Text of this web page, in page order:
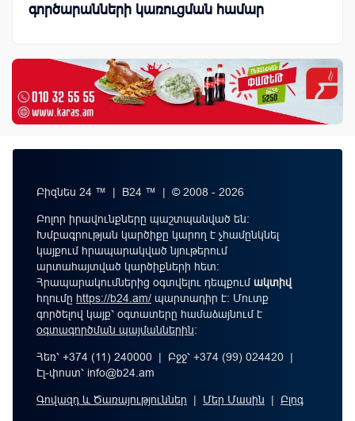
գործարանների կառուցման համար
Բիզնես 24 ™ | B24 ™ | © 2008 - 2026
Բոլոր իրավունքները պաշտպանված են:
Խմբագրության կարծիքը կարող է չհամընկնել
կայքում հրապարակված նյութերում
արտահայտված կարծիքների հետ:
Հրապարակումներից օգտվելու դեպքումակտիվ
հղումը https://b24.am/ պարտադիր է: Մուտք
գործելով կայք՝ օգտատերը համաձայնում է
օգտագործման պայմաններին։
Հեռ՝ +374 (11) 240000 | Բջջ՝ +374 (99) 024420 |
Էլ-փոստ՝ info@b24.am
Գովազդ և Ծառայություններ | Մեր Մասին | Բլոգ